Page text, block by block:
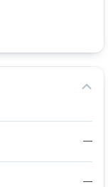
—
—